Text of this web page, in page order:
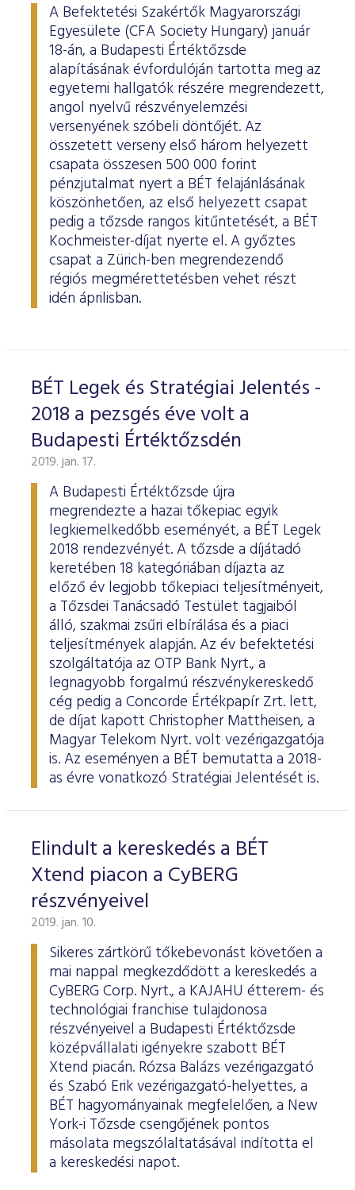
A Befektetési Szakértők Magyarországi
Egyesülete (CFA Society Hungary) január
18-án, a Budapesti Értéktőzsde
alapításának évfordulóján tartotta meg az
egyetemi hallgatók részére megrendezett,
angol nyelvű részvényelemzési
versenyének szóbeli döntőjét. Az
összetett verseny első három helyezett
csapata összesen 500 000 forint
pénzjutalmat nyert a BÉT felajánlásának
köszönhetően, az első helyezett csapat
pedig a tőzsde rangos kitűntetését, a BÉT
Kochmeister-díjat nyerte el. A győztes
csapat a Zürich-ben megrendezendő
régiós megmérettetésben vehet részt
idén áprilisban.
BÉT Legek és Stratégiai Jelentés -
2018 a pezsgés éve volt a
Budapesti Értéktőzsdén
2019. jan. 17.
A Budapesti Értéktőzsde újra
megrendezte a hazai tőkepiac egyik
legkiemelkedőbb eseményét, a BÉT Legek
2018 rendezvényét. A tőzsde a díjátadó
keretében 18 kategóriában díjazta az
előző év legjobb tőkepiaci teljesítményeit,
a Tőzsdei Tanácsadó Testület tagjaiból
álló, szakmai zsűri elbírálása és a piaci
teljesítmények alapján. Az év befektetési
szolgáltatója az OTP Bank Nyrt., a
legnagyobb forgalmú részvénykereskedő
cég pedig a Concorde Értékpapír Zrt. lett,
de díjat kapott Christopher Mattheisen, a
Magyar Telekom Nyrt. volt vezérigazgatója
is. Az eseményen a BÉT bemutatta a 2018-
as évre vonatkozó Stratégiai Jelentését is.
Elindult a kereskedés a BÉT
Xtend piacon a CyBERG
részvényeivel
2019. jan. 10.
Sikeres zártkörű tőkebevonást követően a
mai nappal megkezdődött a kereskedés a
CyBERG Corp. Nyrt., a KAJAHU étterem- és
technológiai franchise tulajdonosa
részvényeivel a Budapesti Értéktőzsde
középvállalati igényekre szabott BÉT
Xtend piacán. Rózsa Balázs vezérigazgató
és Szabó Erik vezérigazgató-helyettes, a
BÉT hagyományainak megfelelően, a New
York-i Tőzsde csengőjének pontos
másolata megszólaltatásával indította el
a kereskedési napot.